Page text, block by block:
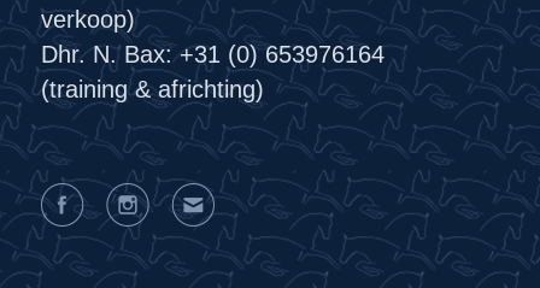
verkoop)
Dhr. N. Bax: +31 (0) 653976164
(training & africhting)